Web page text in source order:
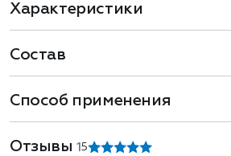
Характеристики
Состав
Способ применения
Отзывы1 5